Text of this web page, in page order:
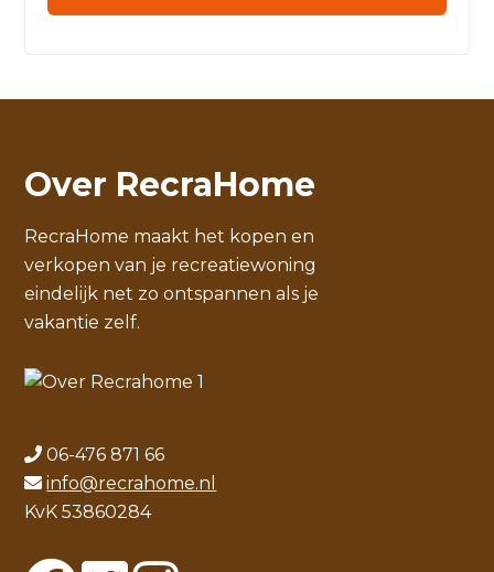
Over RecraHome
RecraHome maakt het kopen en
verkopen van je recreatiewoning
eindelijk net zo ontspannen als je
vakantie zelf.
06-476 871 66
info@recrahome.nl
KvK 53860284